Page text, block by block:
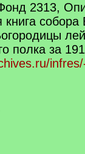
2313,
книга
полка за